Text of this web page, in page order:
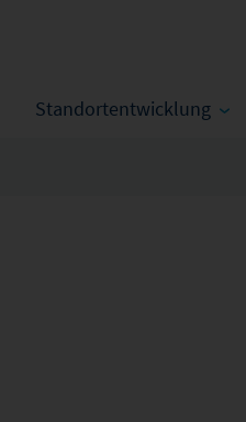
Standortentwicklung